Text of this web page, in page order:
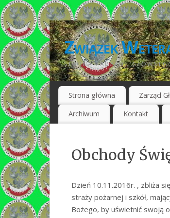
Związek
STRONA ZARZĄDU
Strona główna Zarząd
Archiwum Kontakt
Obchody
Dzień 10.11.2016r. , zbliża
straży pożarnej i szkół,
Bożego, by uświetnić swoją